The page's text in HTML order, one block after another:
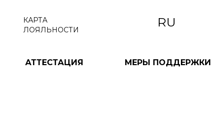
RU
КАРТА
ЛОЯЛЬНОСТИ
АТТЕСТАЦИЯ МЕРЫ ПОДДЕРЖКИ